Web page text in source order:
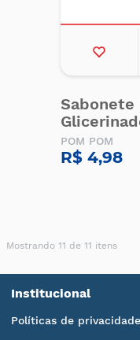
POM POM
R$ 4,98
Mostrando 11 de 11 itens
Institucional
Políticas de privacidade